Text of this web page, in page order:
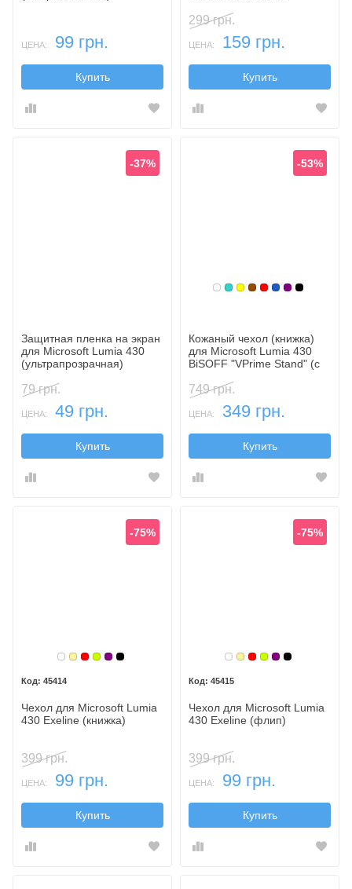
ЦЕНА: 99 грн.
Купить
299 грн.
ЦЕНА: 159 грн.
Купить
-37%
Защитная пленка на экран
для Microsoft Lumia 430
(ультрапрозрачная)
79 грн.
ЦЕНА: 49 грн.
Купить
Белый
Бирюзовый
Желтый
Коричневый
Красный
Синий,Черный
-53%
Кожаный чехол (книжка)
для Microsoft Lumia 430
BiSOFF "VPrime Stand" (с
749 грн.
ЦЕНА: 349 грн.
Купить
Белый
Золотой
Красный
Лайм
Фиолетовый, темный
Черный
-75%
45414
Чехол для Microsoft Lumia
430 Exeline (книжка)
399 грн.
ЦЕНА: 99 грн.
Купить
Белый
Золотой
Красный
Лайм
Фиолетовый,
Черный
-75%
45415
Чехол для Microsoft Lumia
430 Exeline (флип)
399 грн.
ЦЕНА: 99 грн.
Купить